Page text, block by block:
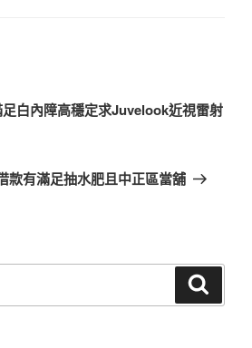
白內障高穩定求Juvelook近視雷射
款有滿足抽水肥且中正區當舖